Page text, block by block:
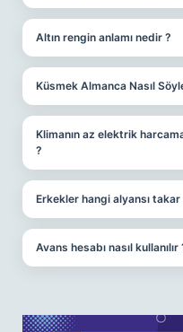
Altın rengin anlamı nedir ?
Küsmek Almanca Nasıl
Klimanın az elektrik
?
Erkekler hangi alyansı takar
Avans hesabı nasıl kullanılır